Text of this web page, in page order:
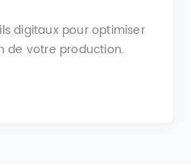
digitaux pour optimiser
de votre production.